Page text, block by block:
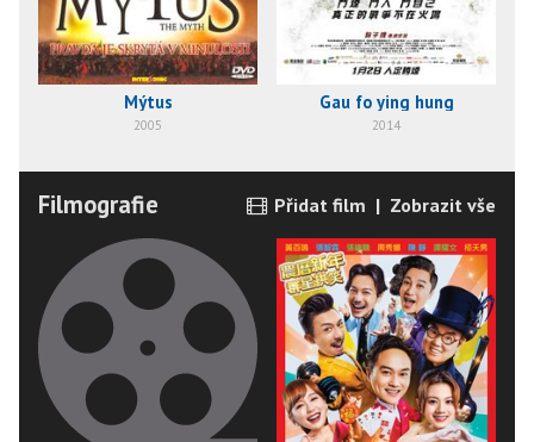
Mýtus
2005
Gau fo ying hung
2014
Filmografie Přidat film | Zobrazit vše